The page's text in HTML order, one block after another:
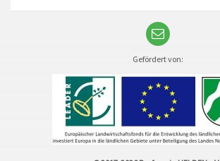
Gefördert von: